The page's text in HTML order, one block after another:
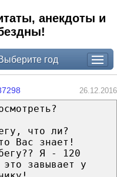
анекдоты и
год
26.12.2016
что ли?
Вас знает!
Я - 120
завывает у